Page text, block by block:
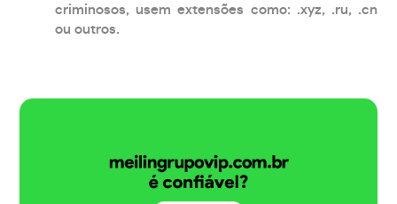
criminosos, usem extensões como: .xyz, .ru, .cn
ou outros.